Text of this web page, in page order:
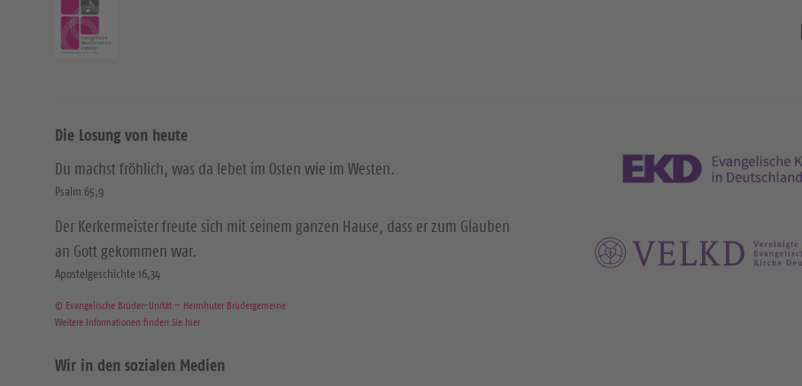
Die Losung von heute
Du machst fröhlich, was da lebet im Osten wie im Westen.
Psalm 65,9
Der Kerkermeister freute sich mit seinem ganzen Hause, dass er zum Glauben
an Gott gekommen war.
Apostelgeschichte 16,34
© Evangelische Brüder-Unität – Herrnhuter Brüdergemeine
Weitere Informationen finden Sie hier
Wir in den sozialen Medien